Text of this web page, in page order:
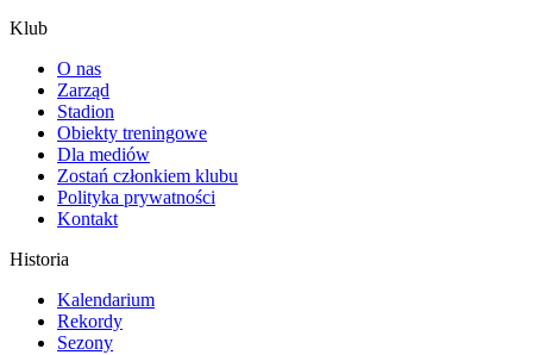
Klub
O nas
Zarząd
Stadion
Obiekty treningowe
Dla mediów
Zostań członkiem klubu
Polityka prywatności
Kontakt
Historia
Kalendarium
Rekordy
Sezony